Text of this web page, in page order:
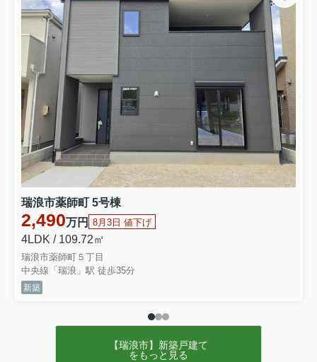
瑞浪市薬師町 5号棟
2,490万円 8月3日 値下げ
4LDK / 109.72㎡
瑞浪市薬師町５丁目
中央線「瑞浪」駅 徒歩35分
新築
【瑞浪市】新築戸建て
をもっと見る